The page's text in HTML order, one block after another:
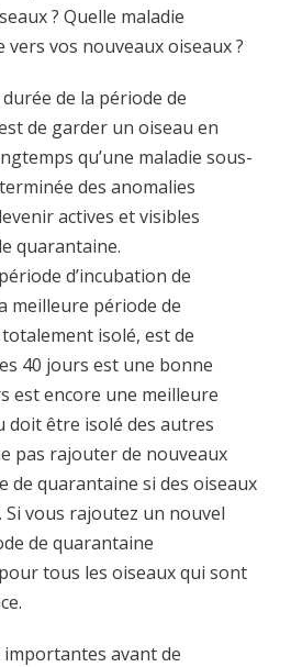
? Quelle maladie
vos nouveaux oiseaux ?
de la période de
de garder un oiseau en
qu’une maladie sous-
des anomalies
actives et visibles
quarantaine.
d’incubation de
meilleure période de
isolé, est de
40 jours est une bonne
est encore une meilleure
doit être isolé des autres
pas rajouter de nouveaux
de quarantaine si des oiseaux
vous rajoutez un nouvel
de quarantaine
tous les oiseaux qui sont
avant de